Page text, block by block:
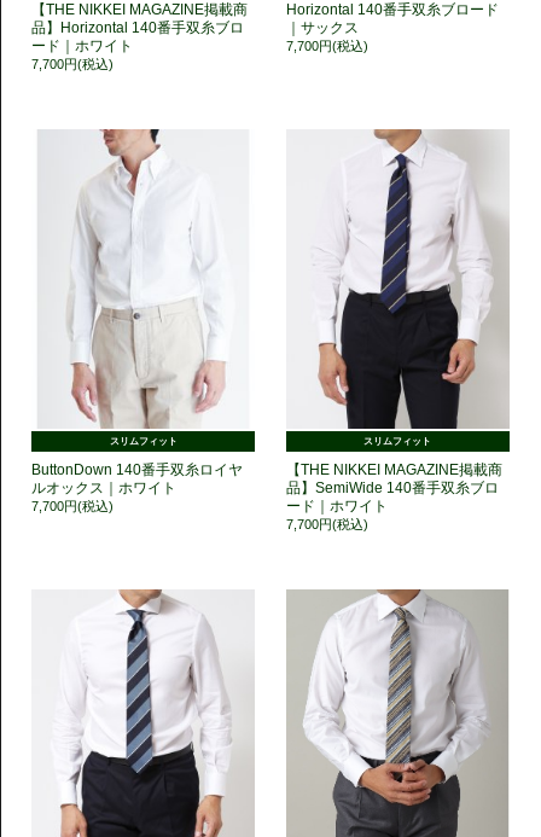
【THE NIKKEI MAGAZINE掲載商
品】Horizontal 140番手双糸ブロ
ード｜ホワイト
7,700円(税込)
Horizontal 140番手双糸ブロード
｜サックス
7,700円(税込)
スリムフィット
ButtonDown 140番手双糸ロイヤ
ルオックス｜ホワイト
7,700円(税込)
スリムフィット
【THE NIKKEI MAGAZINE掲載商
品】SemiWide 140番手双糸ブロ
ード｜ホワイト
7,700円(税込)